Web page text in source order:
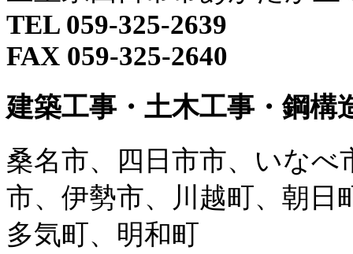
TEL 059-325-2639
FAX 059-325-2640
建築工事・土木工事・鋼構
桑名市、四日市市、いなべ
市、伊勢市、川越町、朝日
多気町、明和町